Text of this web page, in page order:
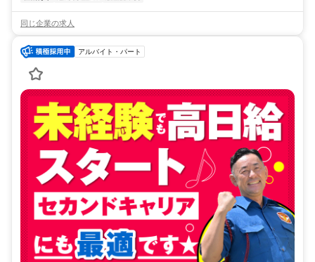
同じ企業の求人
アルバイト・パート